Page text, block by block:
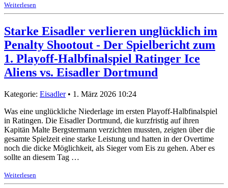
Weiterlesen
Starke Eisadler verlieren unglücklich im
Penalty Shootout - Der Spielbericht zum
1. Playoff-Halbfinalspiel Ratinger Ice
Aliens vs. Eisadler Dortmund
Kategorie: Eisadler• 1. März 2026 10:24
Was eine unglückliche Niederlage im ersten Playoff-Halbfinalspiel
in Ratingen. Die Eisadler Dortmund, die kurzfristig auf ihren
Kapitän Malte Bergstermann verzichten mussten, zeigten über die
gesamte Spielzeit eine starke Leistung und hatten in der Overtime
noch die dicke Möglichkeit, als Sieger vom Eis zu gehen. Aber es
sollte an diesem Tag …
Weiterlesen